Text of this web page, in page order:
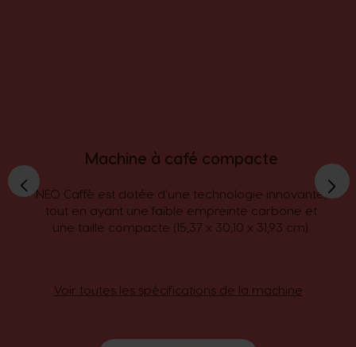
Machine à café compacte
NEO Caffè est dotée d'une technologie innovante,
tout en ayant une faible empreinte carbone et
une taille compacte (15,37 x 30,10 x 31,93 cm).
Voir toutes les spécifications de la machine
‹ ›